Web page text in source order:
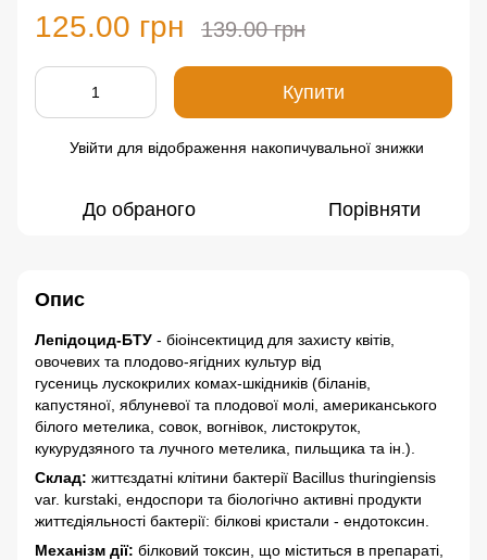
125.00 грн 139.00 грн
Купити
Увійти для відображення накопичувальної знижки
До обраного Порівняти
Опис
Лепідоцид-БТУ - біоінсектицид для захисту квітів,
овочевих та плодово-ягідних культур від
гусениць лускокрилих комах-шкідників (біланів,
капустяної, яблуневої та плодової молі, американського
білого метелика, совок, вогнівок, листокруток,
кукурудзяного та лучного метелика, пильщика та ін.).
Склад: життєздатні клітини бактерії Bacillus thuringiensis
var. kurstaki, ендоспори та біологічно активні продукти
життєдіяльності бактерії: білкові кристали - ендотоксин.
Механізм дії: білковий токсин, що міститься в препараті,